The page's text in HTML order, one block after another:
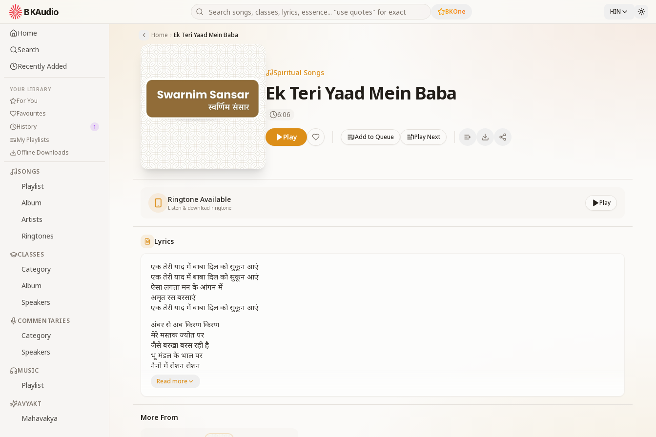
BKAudio BKOne HIN
Home
Search
Recently Added
YOUR LIBRARY
For You
Favourites
History
1
My Playlists
Offline Downloads
SONGS
Playlist
Album
Artists
Ringtones
CLASSES
Category
Album
Speakers
COMMENTARIES
Category
Speakers
MUSIC
Playlist
AVYAKT
Mahavakya
Home Ek Teri Yaad Mein Baba
Spiritual Songs
Ek Teri Yaad Mein Baba
6:06
Play Add to Queue Play Next
Ringtone Available
Listen & download ringtone
Play
Lyrics
एक तेरी याद में बाबा दिल को सुकून आएं
एक तेरी याद में बाबा दिल को सुकून आएं
ऐसा लगता मन के आंगन में
अमृत रस बरसाएं
एक तेरी याद में बाबा दिल को सुकून आएं
अंबर से अब किरण किरण
मेरे मस्तक ज्योत पर
जैसे बरखा बरस रही है
भू मंडल के भाल पर
नैनो में रोशन रोशन
ऐसा लगता मन के आंगन में
एक तेरी याद में बाबा दिल को सुकून आएं
Read more
More From